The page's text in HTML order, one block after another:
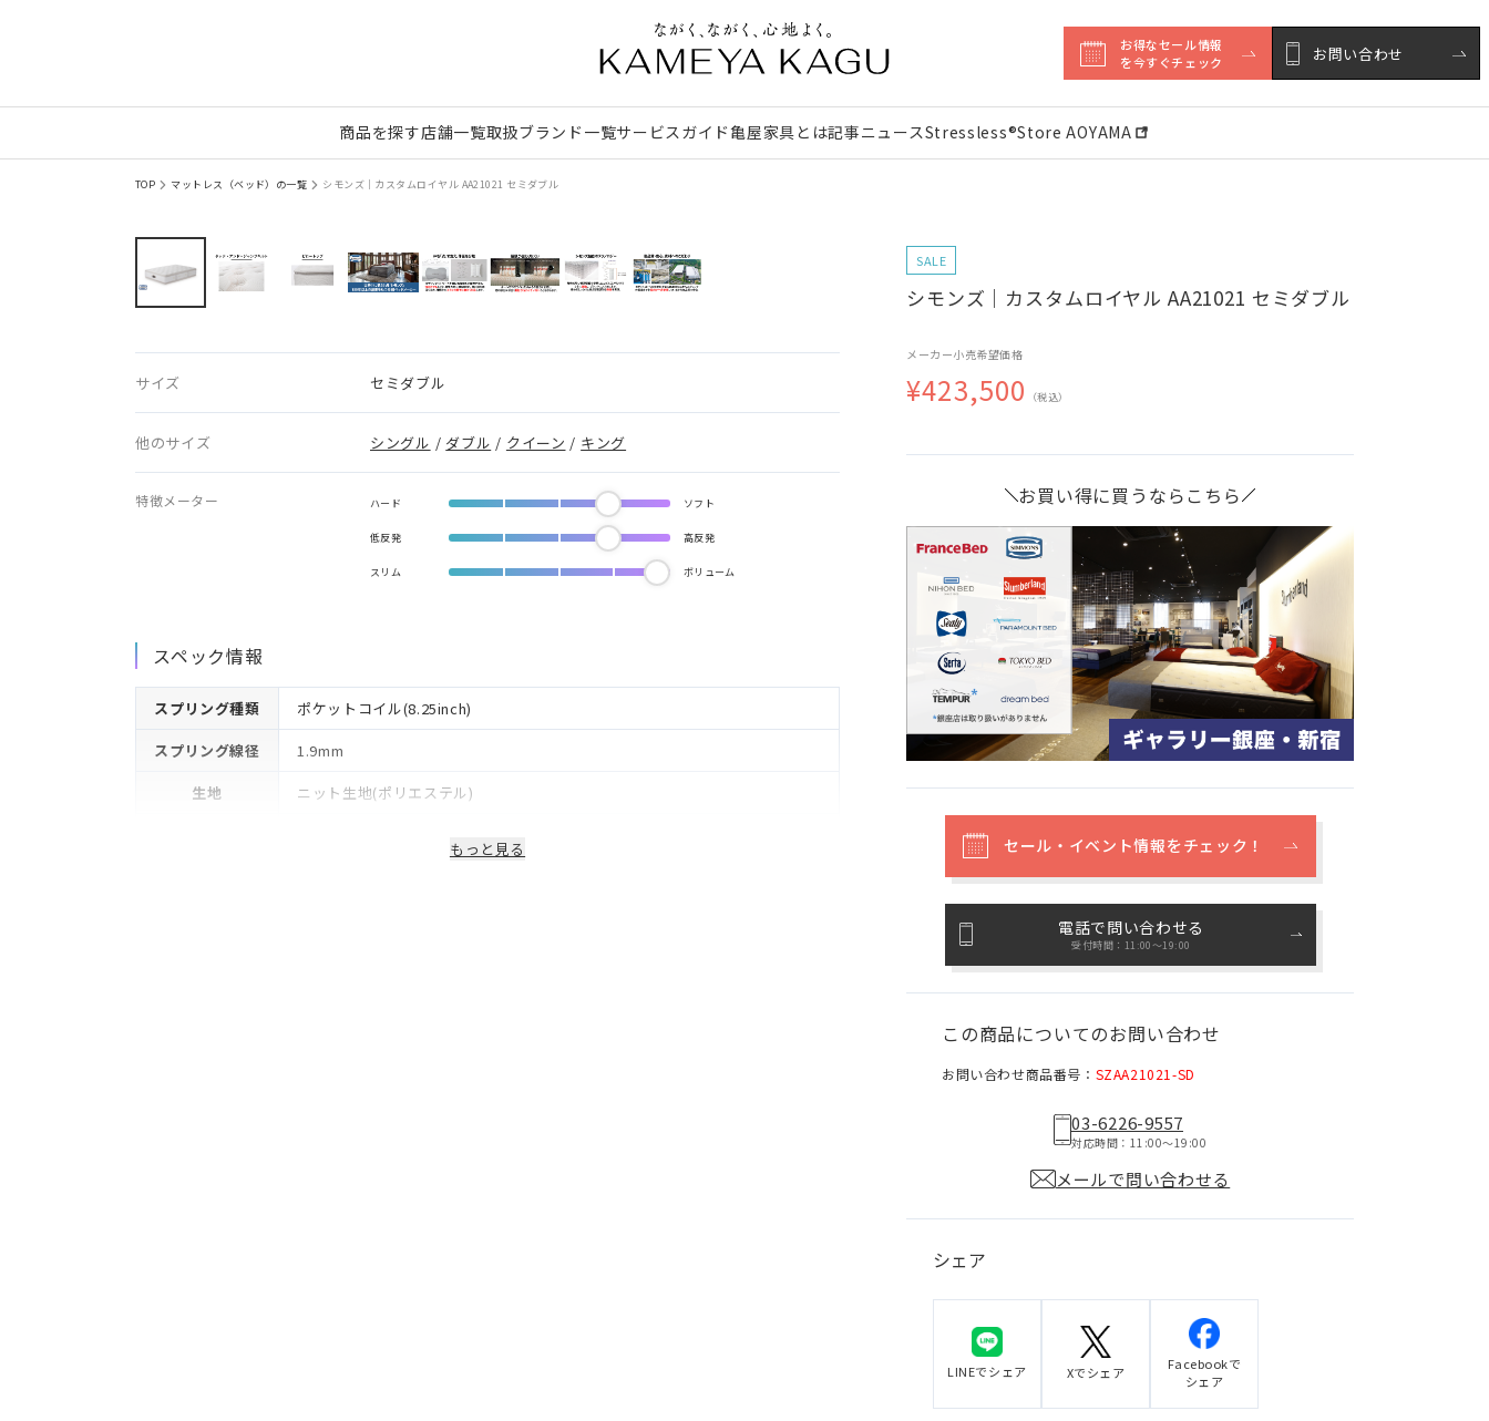
お得なセール情報
を今すぐチェック
お問い合わせ
商品を探す店舗一覧取扱ブランド一覧サービスガイド亀屋家具とは記事ニュースStressless®︎Store AOYAMA
TOP マットレス（ベッド）の一覧 シモンズ｜カスタムロイヤル AA21021 セミダブル
サイズ セミダブル
他のサイズ シングル / ダブル / クイーン / キング
特徴メーター ハード ソフト
低反発 高反発
スリム ボリューム
スペック情報
スプリング種類
ポケットコイル(8.25inch)
スプリング線径
1.9mm
生地
ニット生地(ポリエステル)
もっと見る
SALE
シモンズ｜カスタムロイヤル AA21021 セミダブル
メーカー小売希望価格
¥423,500 （税込）
お買い得に買うならこちら
セール・イベント情報をチェック！
電話で問い合わせる
受付時間：11:00〜19:00
この商品についてのお問い合わせ
お問い合わせ商品番号： SZAA21021-SD
03-6226-9557
対応時間：11:00〜19:00
メールで問い合わせる
シェア
LINEでシェア Xでシェア
Facebookで
シェア